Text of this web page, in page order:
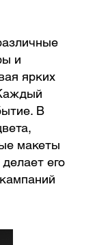
и
ярких
В
макеты
его